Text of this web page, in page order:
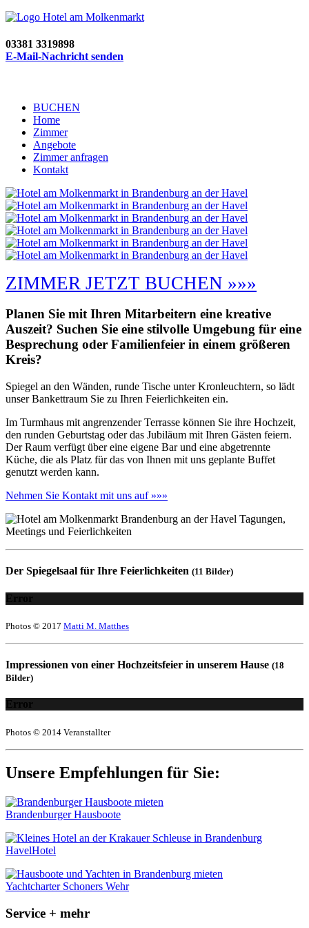
03381 3319898
E-Mail-Nachricht senden
BUCHEN
Home
Zimmer
Angebote
Zimmer anfragen
Kontakt
ZIMMER JETZT BUCHEN »»»
Planen Sie mit Ihren Mitarbeitern eine kreative
Auszeit? Suchen Sie eine stilvolle Umgebung für eine
Besprechung oder Familienfeier in einem größeren
Kreis?
Spiegel an den Wänden, runde Tische unter Kronleuchtern, so lädt
unser Bankettraum Sie zu Ihren Feierlichkeiten ein.
Im Turmhaus mit angrenzender Terrasse können Sie ihre Hochzeit,
den runden Geburtstag oder das Jubiläum mit Ihren Gästen feiern.
Der Raum verfügt über eine eigene Bar und eine abgetrennte
Küche, die als Platz für das von Ihnen mit uns geplante Buffet
genutzt werden kann.
Nehmen Sie Kontakt mit uns auf »»»
Der Spiegelsaal für Ihre Feierlichkeiten (11 Bilder)
Error
Photos © 2017 Matti M. Matthes
Impressionen von einer Hochzeitsfeier in unserem Hause (18
Bilder)
Error
Photos © 2014 Veranstallter
Unsere Empfehlungen für Sie:
Brandenburger Hausboote
HavelHotel
Yachtcharter Schoners Wehr
Service + mehr